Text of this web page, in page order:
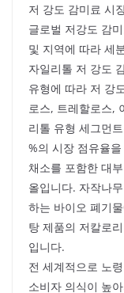
저 강도 감미료 시
글로벌 저강도 감
및 지역에 따라 세
자일리톨 저 강도
유형에 따라 저 강
로스, 트레할로스,
리톨 유형 세그먼
%의 시장 점유율
채소를 포함한 대
올입니다. 자작나
하는 바이오 폐기
탕 제품의 저칼로
입니다.
전 세계적으로 노
소비자 의식이 높